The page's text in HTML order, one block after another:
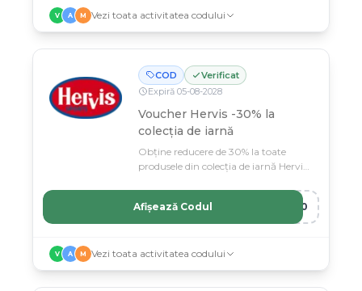
V A M Vezi toata activitatea codului
COD
Verificat
Expiră 05-08-2028
Voucher Hervis -30% la
colecția de iarnă
Obține reducere de 30% la toate
produsele din colecția de iarnă Hervis.
A30
Afișează Codul
V A M Vezi toata activitatea codului